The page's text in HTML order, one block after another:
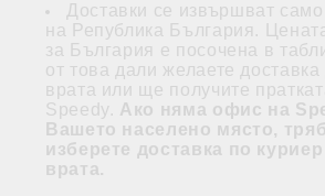
Доставки се извършват
на Република България.
за България е посочена в
от това дали желаете
врата или ще получите
Speedy. Ако няма офис на
Вашето населено място,
изберете доставка по
врата.